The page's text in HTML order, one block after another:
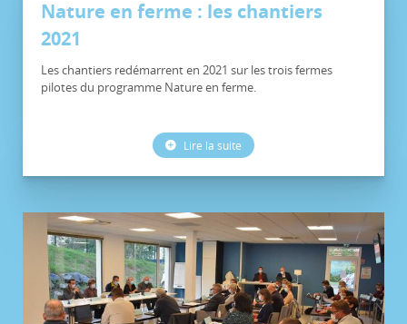
Nature en ferme : les chantiers
2021
Les chantiers redémarrent en 2021 sur les trois fermes
pilotes du programme Nature en ferme.
Lire la suite